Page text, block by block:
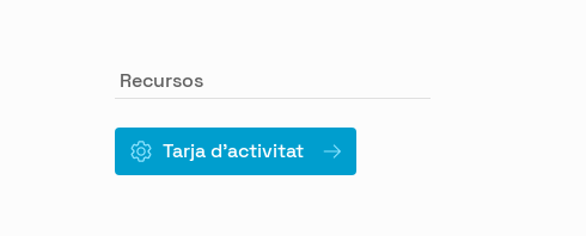
Recursos
Tarja d'activitat